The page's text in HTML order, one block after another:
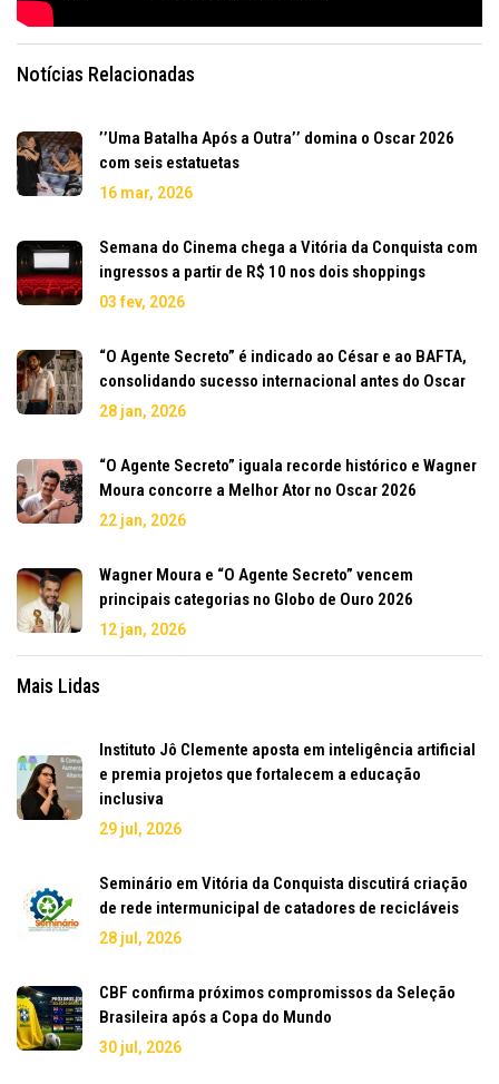
Notícias Relacionadas
’’Uma Batalha Após a Outra’’ domina o Oscar 2026
com seis estatuetas
16 mar, 2026
Semana do Cinema chega a Vitória da Conquista com
ingressos a partir de R$ 10 nos dois shoppings
03 fev, 2026
“O Agente Secreto” é indicado ao César e ao BAFTA,
consolidando sucesso internacional antes do Oscar
28 jan, 2026
“O Agente Secreto” iguala recorde histórico e Wagner
Moura concorre a Melhor Ator no Oscar 2026
22 jan, 2026
Wagner Moura e “O Agente Secreto” vencem
principais categorias no Globo de Ouro 2026
12 jan, 2026
Mais Lidas
Instituto Jô Clemente aposta em inteligência artificial
e premia projetos que fortalecem a educação
inclusiva
29 jul, 2026
Seminário em Vitória da Conquista discutirá criação
de rede intermunicipal de catadores de recicláveis
28 jul, 2026
CBF confirma próximos compromissos da Seleção
Brasileira após a Copa do Mundo
30 jul, 2026